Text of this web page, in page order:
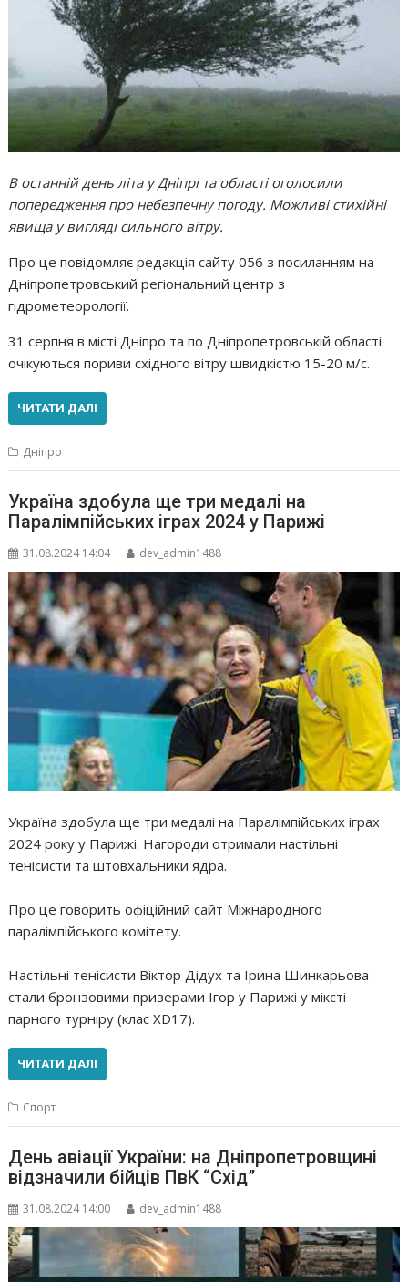
В останній день літа у Дніпрі та області оголосили
попередження про небезпечну погоду. Можливі стихійні
явища у вигляді сильного вітру.
Про це повідомляє редакція сайту 056 з посиланням на
Дніпропетровський регіональний центр з
гідрометеорології.
31 серпня в місті Дніпро та по Дніпропетровській області
очікуються пориви східного вітру швидкістю 15-20 м/с.
ЧИТАТИ ДАЛІ
Дніпро
Україна здобула ще три медалі на
Паралімпійських іграх 2024 у Парижі
31.08.2024 14:04 dev_admin1488
Україна здобула ще три медалі на Паралімпійських іграх
2024 року у Парижі. Нагороди отримали настільні
тенісисти та штовхальники ядра.
Про це говорить офіційний сайт Міжнародного
паралімпійського комітету.
Настільні тенісисти Віктор Дідух та Ірина Шинкарьова
стали бронзовими призерами Ігор у Парижі у міксті
парного турніру (клас XD17).
ЧИТАТИ ДАЛІ
Спорт
День авіації України: на Дніпропетровщині
відзначили бійців ПвК “Схід”
31.08.2024 14:00 dev_admin1488